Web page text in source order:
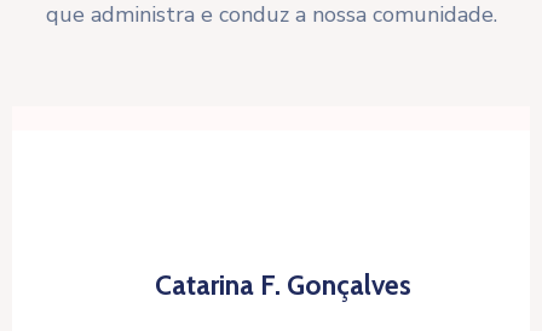
que administra e conduz a nossa comunidade.
Catarina F. Gonçalves